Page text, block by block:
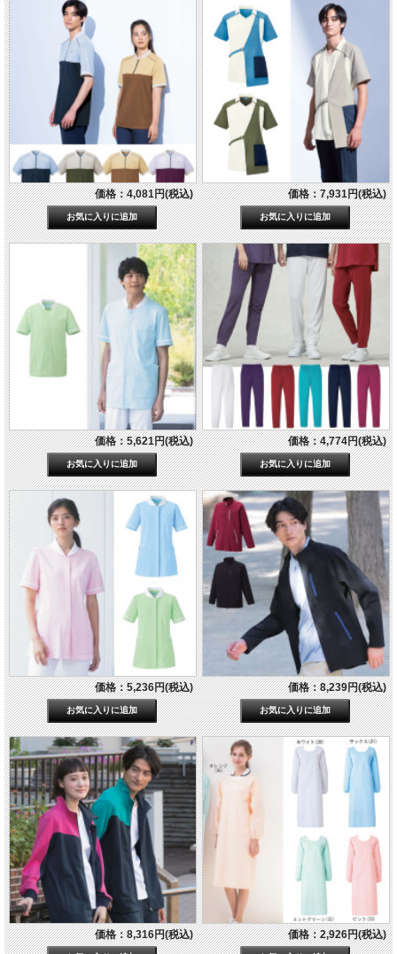
価格：4,081円(税込) 価格：7,931円(税込)
価格：5,621円(税込) 価格：4,774円(税込)
価格：5,236円(税込) 価格：8,239円(税込)
価格：8,316円(税込) 価格：2,926円(税込)